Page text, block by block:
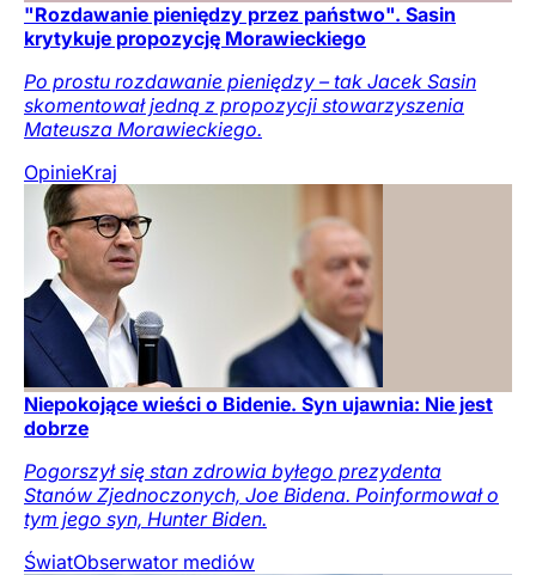
"Rozdawanie pieniędzy przez państwo". Sasin
krytykuje propozycję Morawieckiego
Po prostu rozdawanie pieniędzy – tak Jacek Sasin
skomentował jedną z propozycji stowarzyszenia
Mateusza Morawieckiego.
OpinieKraj
Niepokojące wieści o Bidenie. Syn ujawnia: Nie jest
dobrze
Pogorszył się stan zdrowia byłego prezydenta
Stanów Zjednoczonych, Joe Bidena. Poinformował o
tym jego syn, Hunter Biden.
ŚwiatObserwator mediów